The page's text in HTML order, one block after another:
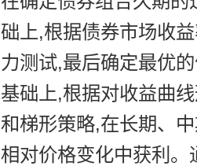
础上,根据债券市场收
力测试,最后确定最优
基础上,根据对收益曲
和梯形策略,在长期、
相对价格变化中获利